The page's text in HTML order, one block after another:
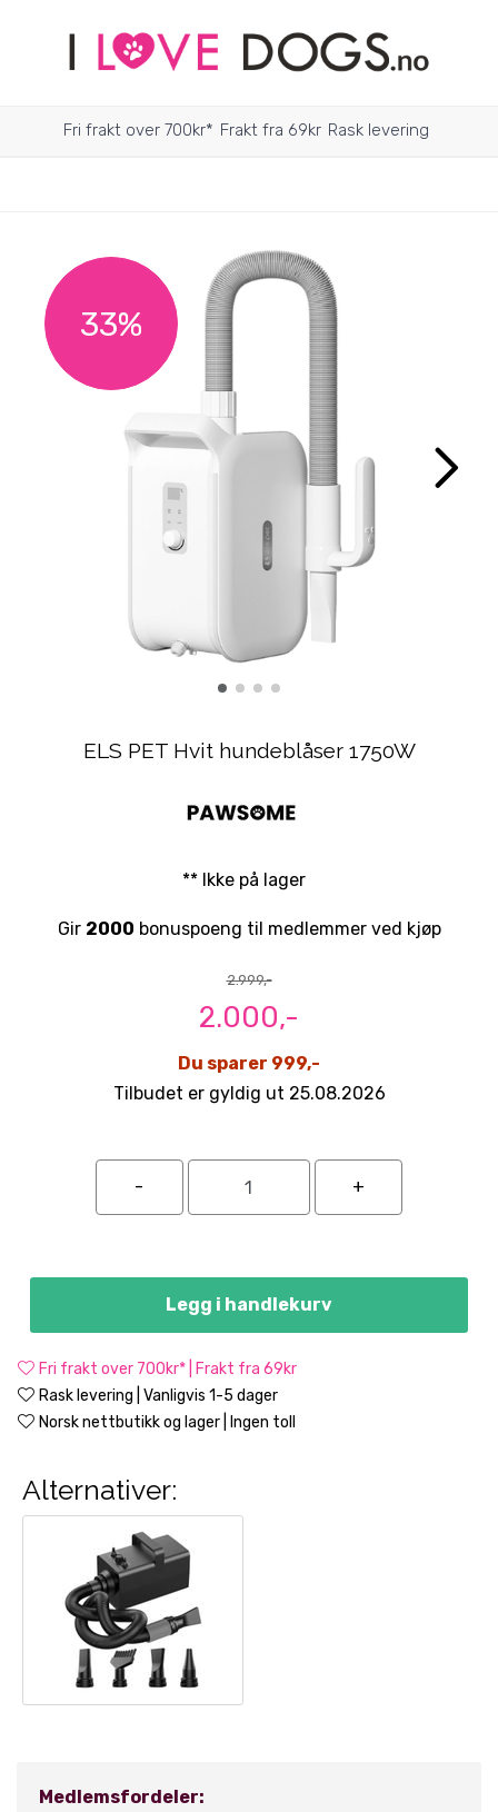
Fri frakt over 700kr* Frakt fra 69kr Rask levering
33%
ELS PET Hvit hundeblåser 1750W
** Ikke på lager
Gir 2000 bonuspoeng til medlemmer ved kjøp
2.999,-
2.000,-
Du sparer 999,-
Tilbudet er gyldig ut 25.08.2026
Legg i handlekurv
Fri frakt over 700kr* | Frakt fra 69kr
Rask levering | Vanligvis 1-5 dager
Norsk nettbutikk og lager | Ingen toll
Alternativer:
Medlemsfordeler: